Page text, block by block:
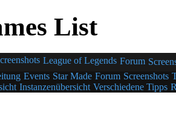
List
League of Legends Forum
Events Star Made Forum Screenshots
Instanzenübersicht Verschiedene Tipps